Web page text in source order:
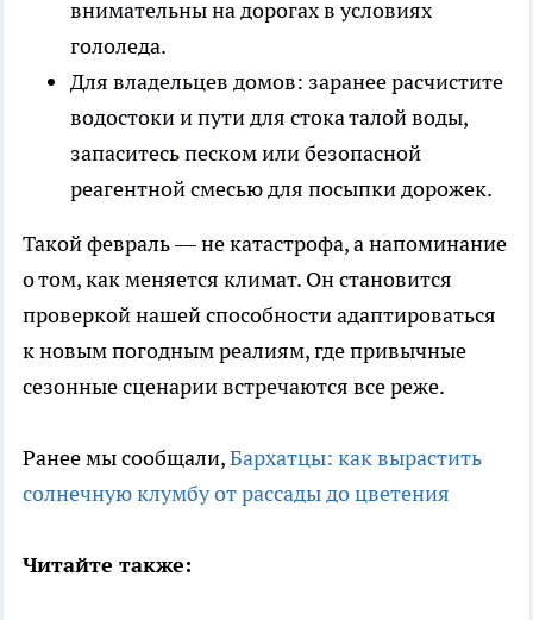
внимательны на дорогах в условиях
гололеда.
Для владельцев домов: заранее расчистите
водостоки и пути для стока талой воды,
запаситесь песком или безопасной
реагентной смесью для посыпки дорожек.
Такой февраль — не катастрофа, а напоминание
о том, как меняется климат. Он становится
проверкой нашей способности адаптироваться
к новым погодным реалиям, где привычные
сезонные сценарии встречаются все реже.
Ранее мы сообщали,Бархатцы: как вырастить
солнечную клумбу от рассады до цветения
Читайте также: